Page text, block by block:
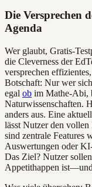
Die Versprechen
Agenda
Wer glaubt, Gratis-
die Cleverness der
versprechen
Botschaft: Nur wer
egal ob im Mathe-Abi,
Naturwissenschaften.
anders aus. Eine
lässt Nutzer den
sind zentrale Features
Auswertungen oder
Das Ziel? Nutzer
Appetithappen